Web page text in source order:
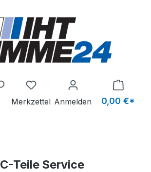
Du hast 0 Produkte auf dem
Merkzettel Anmelden 0,00 €*
C-Teile Service